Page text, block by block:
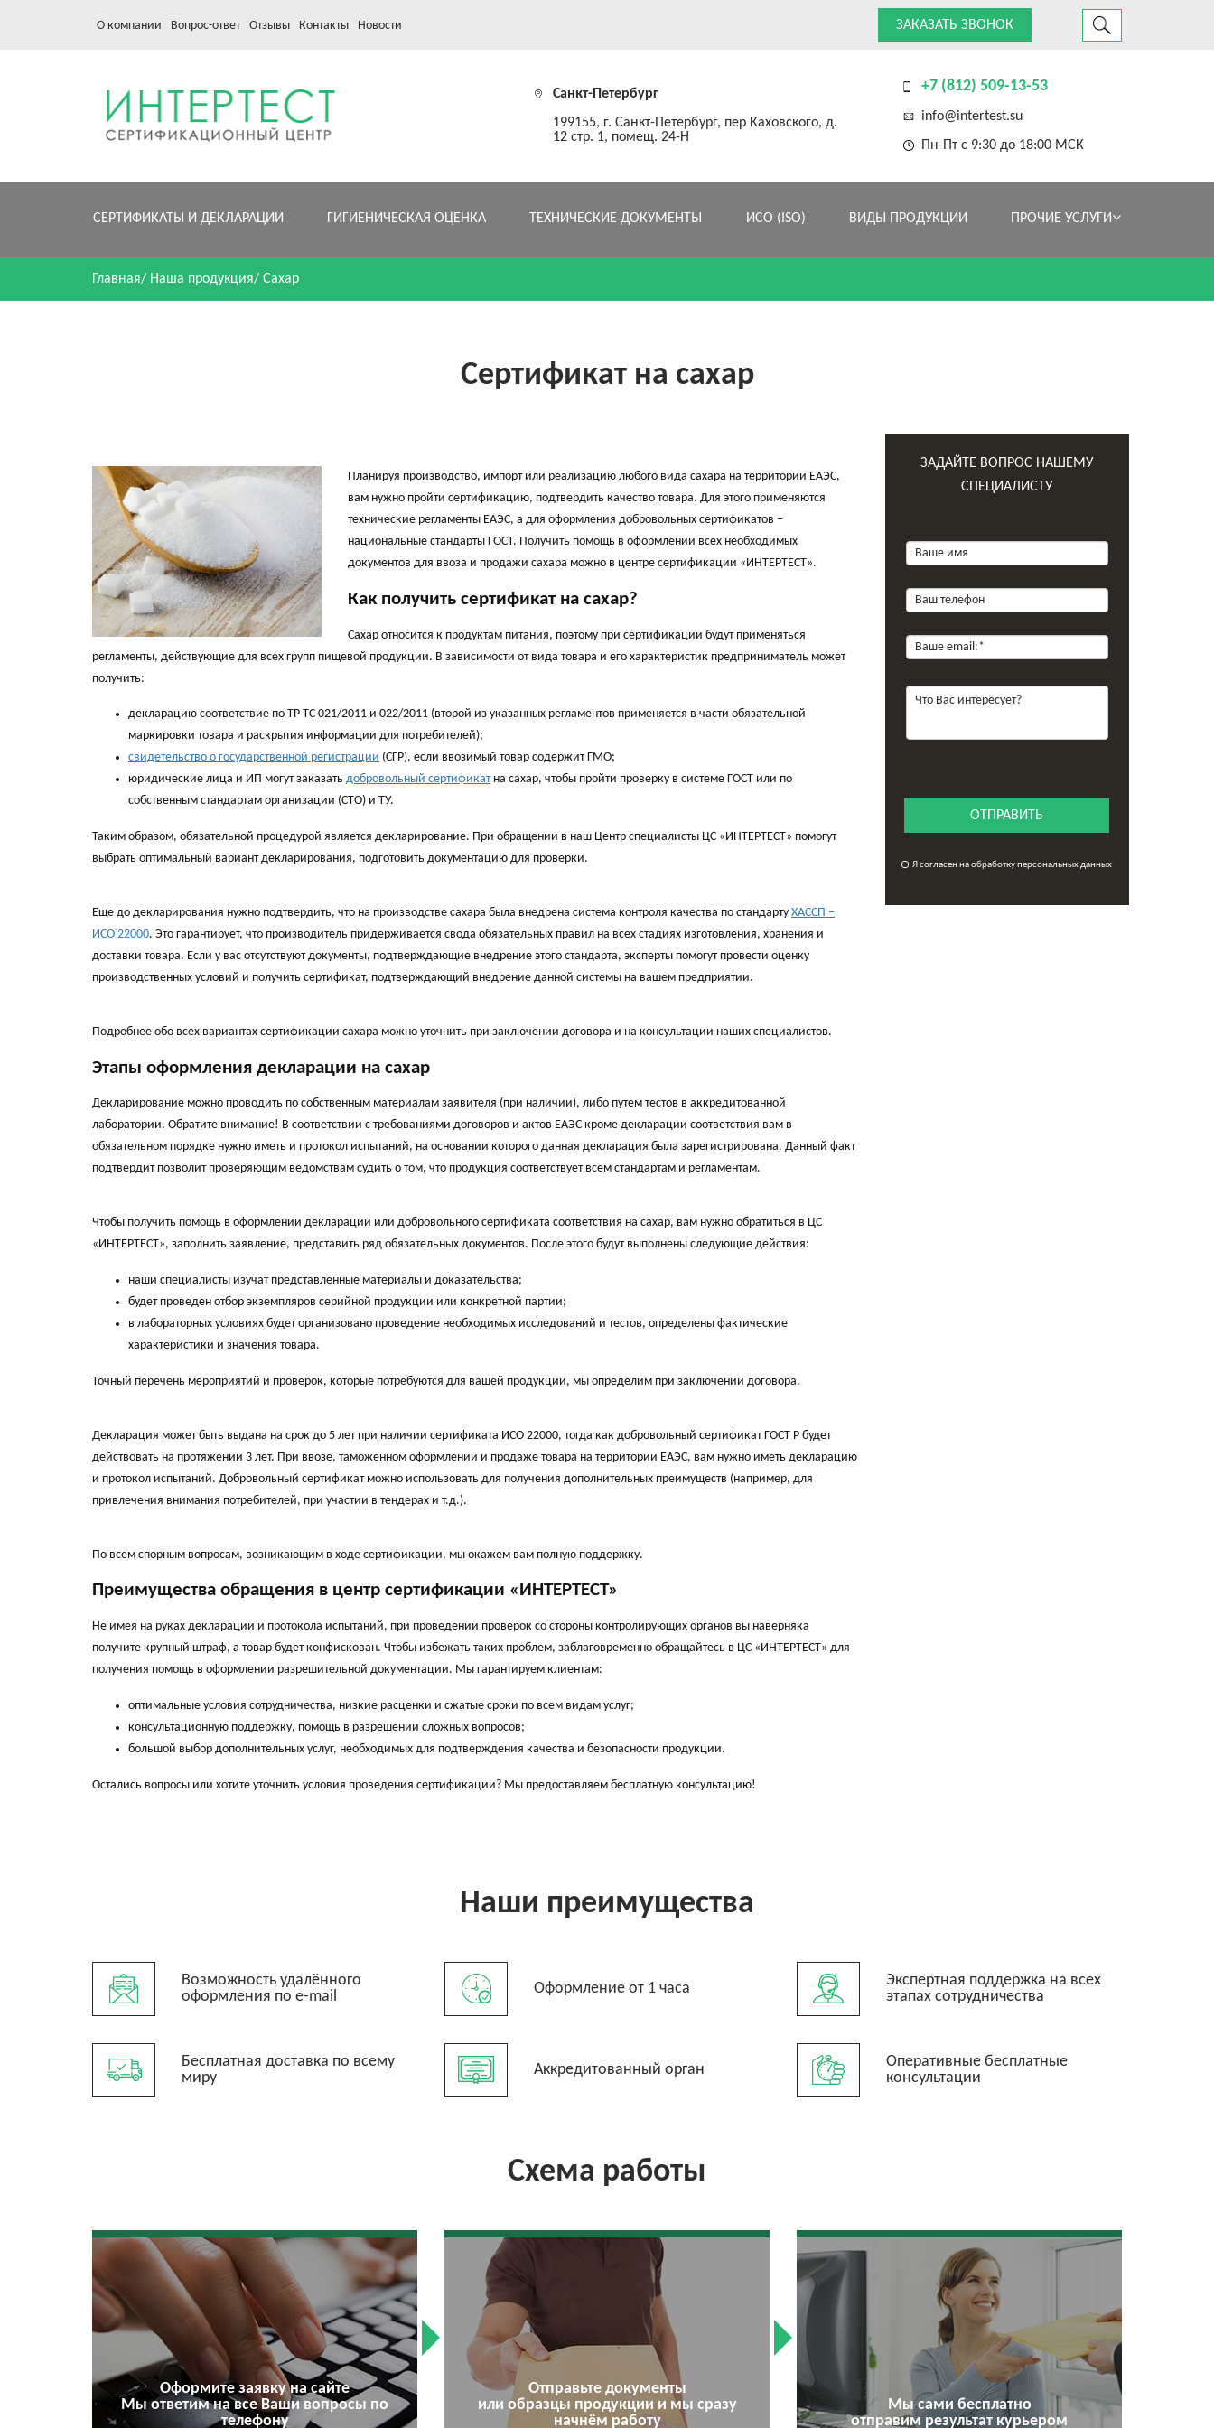
О компании Вопрос-ответ Отзывы Контакты Новости ЗАКАЗАТЬ ЗВОНОК
Санкт-Петербург
199155, г. Санкт-Петербург, пер Каховского, д.
12 стр. 1, помещ. 24-Н
+7 (812) 509-13-53
info@intertest.su
Пн-Пт с 9:30 до 18:00 МСК
СЕРТИФИКАТЫ И ДЕКЛАРАЦИИ ГИГИЕНИЧЕСКАЯ ОЦЕНКА ТЕХНИЧЕСКИЕ ДОКУМЕНТЫ ИСО (ISO) ВИДЫ ПРОДУКЦИИ ПРОЧИЕ УСЛУГИ
Главная/ Наша продукция/ Сахар
Сертификат на сахар
Планируя производство, импорт или реализацию любого вида сахара на территории ЕАЭС,
вам нужно пройти сертификацию, подтвердить качество товара. Для этого применяются
технические регламенты ЕАЭС, а для оформления добровольных сертификатов –
национальные стандарты ГОСТ. Получить помощь в оформлении всех необходимых
документов для ввоза и продажи сахара можно в центре сертификации «ИНТЕРТЕСТ».
Как получить сертификат на сахар?
Сахар относится к продуктам питания, поэтому при сертификации будут применяться
регламенты, действующие для всех групп пищевой продукции. В зависимости от вида товара и его характеристик предприниматель может
получить:
декларацию соответствие по ТР ТС 021/2011 и 022/2011 (второй из указанных регламентов применяется в части обязательной
маркировки товара и раскрытия информации для потребителей);
свидетельство о государственной регистрации (СГР), если ввозимый товар содержит ГМО;
юридические лица и ИП могут заказать добровольный сертификатна сахар, чтобы пройти проверку в системе ГОСТ или по
собственным стандартам организации (СТО) и ТУ.
Таким образом, обязательной процедурой является декларирование. При обращении в наш Центр специалисты ЦС «ИНТЕРТЕСТ» помогут
выбрать оптимальный вариант декларирования, подготовить документацию для проверки.
Еще до декларирования нужно подтвердить, что на производстве сахара была внедрена система контроля качества по стандарту ХАССП –
ИСО 22000. Это гарантирует, что производитель придерживается свода обязательных правил на всех стадиях изготовления, хранения и
доставки товара. Если у вас отсутствуют документы, подтверждающие внедрение этого стандарта, эксперты помогут провести оценку
производственных условий и получить сертификат, подтверждающий внедрение данной системы на вашем предприятии.
Подробнее обо всех вариантах сертификации сахара можно уточнить при заключении договора и на консультации наших специалистов.
Этапы оформления декларации на сахар
Декларирование можно проводить по собственным материалам заявителя (при наличии), либо путем тестов в аккредитованной
лаборатории. Обратите внимание! В соответствии с требованиями договоров и актов ЕАЭС кроме декларации соответствия вам в
обязательном порядке нужно иметь и протокол испытаний, на основании которого данная декларация была зарегистрирована. Данный факт
подтвердит позволит проверяющим ведомствам судить о том, что продукция соответствует всем стандартам и регламентам.
Чтобы получить помощь в оформлении декларации или добровольного сертификата соответствия на сахар, вам нужно обратиться в ЦС
«ИНТЕРТЕСТ», заполнить заявление, представить ряд обязательных документов. После этого будут выполнены следующие действия:
наши специалисты изучат представленные материалы и доказательства;
будет проведен отбор экземпляров серийной продукции или конкретной партии;
в лабораторных условиях будет организовано проведение необходимых исследований и тестов, определены фактические
характеристики и значения товара.
Точный перечень мероприятий и проверок, которые потребуются для вашей продукции, мы определим при заключении договора.
Декларация может быть выдана на срок до 5 лет при наличии сертификата ИСО 22000, тогда как добровольный сертификат ГОСТ Р будет
действовать на протяжении 3 лет. При ввозе, таможенном оформлении и продаже товара на территории ЕАЭС, вам нужно иметь декларацию
и протокол испытаний. Добровольный сертификат можно использовать для получения дополнительных преимуществ (например, для
привлечения внимания потребителей, при участии в тендерах и т.д.).
По всем спорным вопросам, возникающим в ходе сертификации, мы окажем вам полную поддержку.
Преимущества обращения в центр сертификации «ИНТЕРТЕСТ»
Не имея на руках декларации и протокола испытаний, при проведении проверок со стороны контролирующих органов вы наверняка
получите крупный штраф, а товар будет конфискован. Чтобы избежать таких проблем, заблаговременно обращайтесь в ЦС «ИНТЕРТЕСТ» для
получения помощь в оформлении разрешительной документации. Мы гарантируем клиентам:
оптимальные условия сотрудничества, низкие расценки и сжатые сроки по всем видам услуг;
консультационную поддержку, помощь в разрешении сложных вопросов;
большой выбор дополнительных услуг, необходимых для подтверждения качества и безопасности продукции.
Остались вопросы или хотите уточнить условия проведения сертификации? Мы предоставляем бесплатную консультацию!
ЗАДАЙТЕ ВОПРОС НАШЕМУ
СПЕЦИАЛИСТУ
ОТПРАВИТЬ
Я согласен на обработку персональных данных
Наши преимущества
Возможность удалённого
оформления по e-mail
Бесплатная доставка по всему
миру
Оформление от 1 часа
Аккредитованный орган
Экспертная поддержка на всех
этапах сотрудничества
Оперативные бесплатные
консультации
Схема работы
Оформите заявку на сайте
Мы ответим на все Ваши вопросы по
телефону
Отправьте документы
или образцы продукции и мы сразу
начнём работу
Мы сами бесплатно
отправим результат курьером